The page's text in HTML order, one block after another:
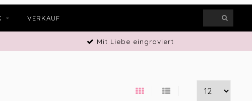
VERKAUF
Mit Liebe eingraviert